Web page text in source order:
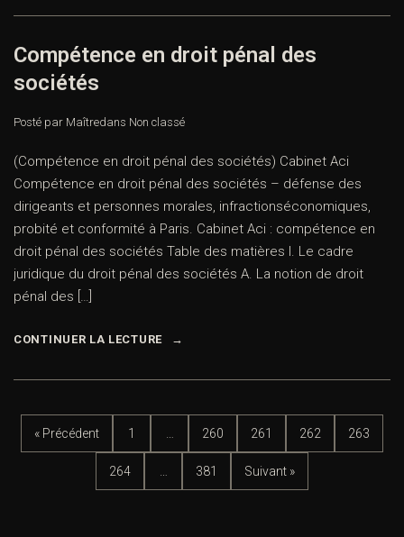
Compétence en droit pénal des
sociétés
Posté par Maîtredans Non classé
(Compétence en droit pénal des sociétés) Cabinet Aci
Compétence en droit pénal des sociétés – défense des
dirigeants et personnes morales, infractionséconomiques,
probité et conformité à Paris. Cabinet Aci : compétence en
droit pénal des sociétés Table des matières I. Le cadre
juridique du droit pénal des sociétés A. La notion de droit
pénal des […]
CONTINUER LA LECTURE
« Précédent 1 260 261 262 263
264 381 Suivant »